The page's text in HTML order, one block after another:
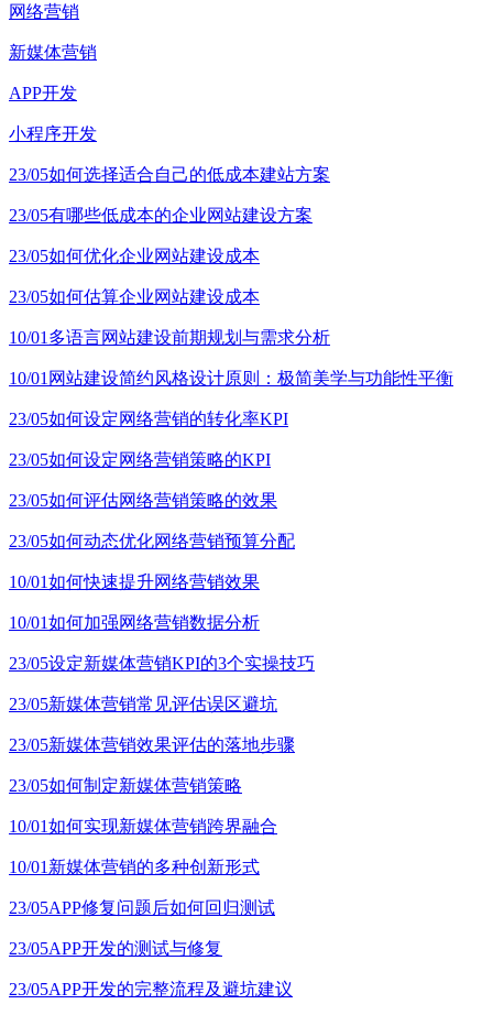
网络营销
新媒体营销
APP开发
小程序开发
23/05如何选择适合自己的低成本建站方案
23/05有哪些低成本的企业网站建设方案
23/05如何优化企业网站建设成本
23/05如何估算企业网站建设成本
10/01 多语言网站建设前期规划与需求分析
10/01 网站建设简约风格设计原则：极简美学与功能性平衡
23/05如何设定网络营销的转化率KPI
23/05如何设定网络营销策略的KPI
23/05如何评估网络营销策略的效果
23/05如何动态优化网络营销预算分配
10/01如何快速提升网络营销效果
10/01如何加强网络营销数据分析
23/05设定新媒体营销KPI的3个实操技巧
23/05新媒体营销常见评估误区避坑
23/05新媒体营销效果评估的落地步骤
23/05如何制定新媒体营销策略
10/01如何实现新媒体营销跨界融合
10/01 新媒体营销的多种创新形式
23/05APP修复问题后如何回归测试
23/05APP开发的测试与修复
23/05APP开发的完整流程及避坑建议